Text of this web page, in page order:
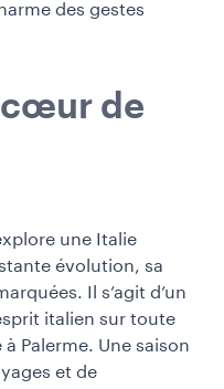
des gestes
cœur de
une Italie
évolution, sa
Il s’agit d’un
italien sur toute
Palerme. Une saison
et de